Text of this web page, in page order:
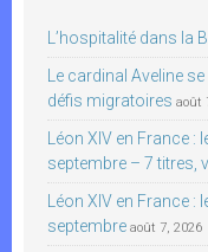
L’hospitalité dans la
Le cardinal Aveline
défis migratoires août
Léon XIV en France :
septembre – 7 titres,
Léon XIV en France :
septembre août 7, 2026